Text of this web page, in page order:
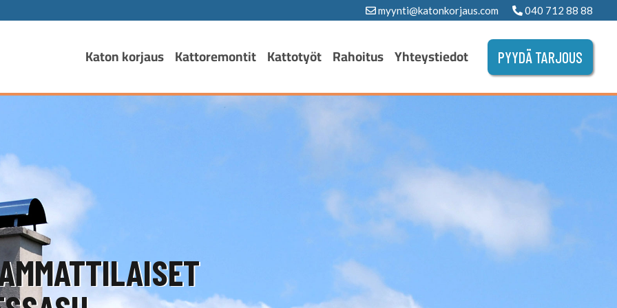
myynti@katonkorjaus.com 040 712 88 88
Katon korjaus Kattoremontit Kattotyöt Rahoitus Yhteystiedot PYYDÄ TARJOUS